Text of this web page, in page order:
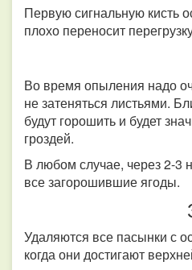
Первую сигнальную кисть
плохо переносит
Во время опыления надо
не затеняться листьями.
будут горошить и будет
гроздей.
В любом случае, через 2-3
все загорошившие ягоды.
Удаляются все пасынки с
когда они достигают